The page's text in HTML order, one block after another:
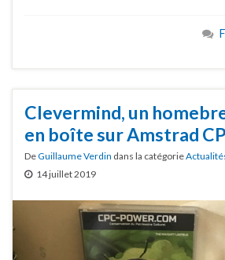
Clevermind, un
en boîte sur Amstrad
DeGuillaume Verdin dans la catégorie
14 juillet 2019